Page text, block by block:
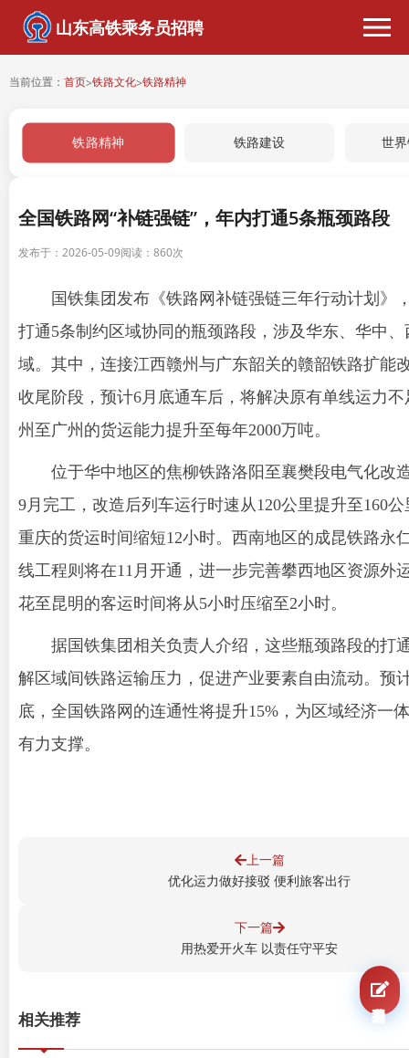
山东高铁乘务员招聘
当前位置： 首页>铁路文化>铁路精神
铁路精神 铁路建设 世
全国铁路网“补链强链”，年内打通5条瓶颈路段
发布于：2026-05-09阅读： 860次
国铁集团发布《铁路网补链强链三年行动计划》
打通5条制约区域协同的瓶颈路段，涉及华东、华中
域。其中，连接江西赣州与广东韶关的赣韶铁路扩能
收尾阶段，预计6月底通车后，将解决原有单线运力
州至广州的货运能力提升至每年2000万吨。
位于华中地区的焦柳铁路洛阳至襄樊段电气化改
9月完工，改造后列车运行时速从120公里提升至160
重庆的货运时间缩短12小时。西南地区的成昆铁路永
线工程则将在11月开通，进一步完善攀西地区资源外
花至昆明的客运时间将从5小时压缩至2小时。
据国铁集团相关负责人介绍，这些瓶颈路段的打
解区域间铁路运输压力，促进产业要素自由流动。预
底，全国铁路网的连通性将提升15%，为区域经济一
有力支撑。
上一篇
优化运力做好接驳 便利旅客出行
下一篇
用热爱开火车 以责任守平安
相关推荐
我要报名